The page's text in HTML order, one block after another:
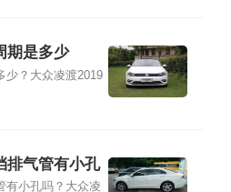
期是多少
少？大众凌渡2019
排气管有小孔
有小孔吗？大众凌